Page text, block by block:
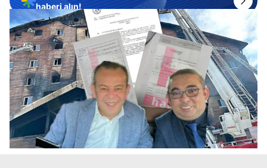
haberi alın!